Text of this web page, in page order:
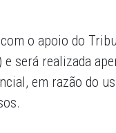
o apoio do
e será realizada
em razão do